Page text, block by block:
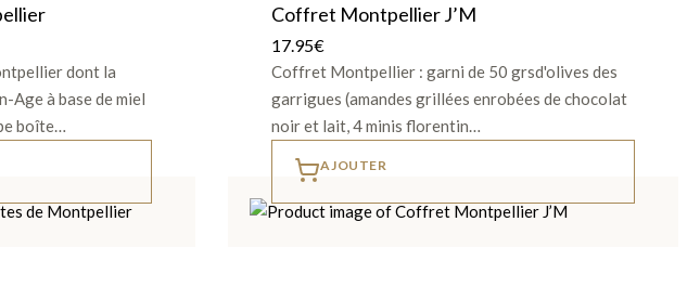
dont la
à base de miel
boîte…
Coffret Montpellier J’M
17.95€
Coffret Montpellier : garni de 50 grsd'olives des
garrigues (amandes grillées enrobées de chocolat
noir et lait, 4 minis florentin…
AJOUTER